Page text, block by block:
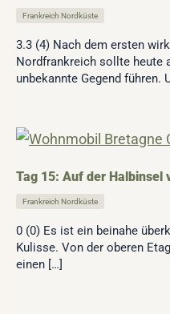
Frankreich Nordküste
3.3 (4) Nach dem ersten
Nordfrankreich sollte heute
unbekannte Gegend führen.
Tag 15: Auf der Halbinsel
Frankreich Nordküste
0 (0) Es ist ein beinahe
Kulisse. Von der oberen
einen […]